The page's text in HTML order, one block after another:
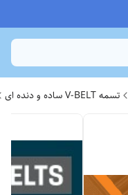
تسمه V-BELT ساده و دنده ای